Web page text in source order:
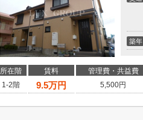
築年
所在階 賃料 管理費・共益費
1-2階
9.5万円 5,500円